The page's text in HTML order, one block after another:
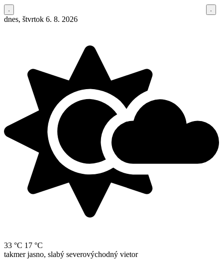
dnes, štvrtok 6. 8. 2026
33 °C 17 °C
takmer jasno, slabý severovýchodný vietor